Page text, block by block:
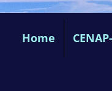
Home